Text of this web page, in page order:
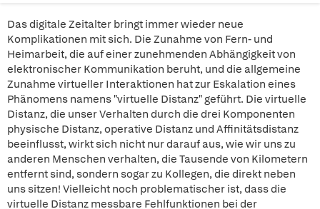
Das digitale Zeitalter bringt immer wieder neue
Komplikationen mit sich. Die Zunahme von Fern- und
Heimarbeit, die auf einer zunehmenden Abhängigkeit von
elektronischer Kommunikation beruht, und die allgemeine
Zunahme virtueller Interaktionen hat zur Eskalation eines
Phänomens namens "virtuelle Distanz" geführt. Die virtuelle
Distanz, die unser Verhalten durch die drei Komponenten
physische Distanz, operative Distanz und Affinitätsdistanz
beeinflusst, wirkt sich nicht nur darauf aus, wie wir uns zu
anderen Menschen verhalten, die Tausende von Kilometern
entfernt sind, sondern sogar zu Kollegen, die direkt neben
uns sitzen! Vielleicht noch problematischer ist, dass die
virtuelle Distanz messbare Fehlfunktionen bei der